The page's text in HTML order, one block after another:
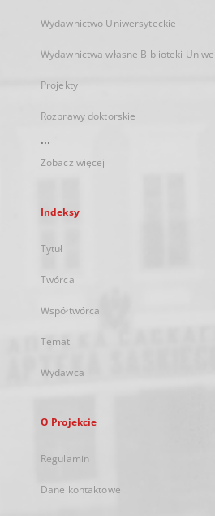
Wydawnictwo Uniwersyteckie
Wydawnictwa własne Biblioteki
Projekty
Rozprawy doktorskie
...
Zobacz więcej
Indeksy
Tytuł
Twórca
Współtwórca
Temat
Wydawca
O Projekcie
Regulamin
Dane kontaktowe